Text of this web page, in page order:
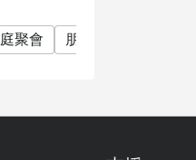
聚會 朋友聚會